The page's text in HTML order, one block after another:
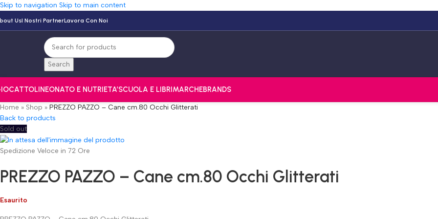
Skip to navigation Skip to main content
UsI Nostri PartnerLavora Con Noi
Search
NEONATO E NUTRIETA’SCUOLA E LIBRIMARCHEBRANDS
Home » Shop » PREZZO PAZZO – Cane cm.80 Occhi Glitterati
Back to products
Sold out
Spedizione Veloce in 72 Ore
PREZZO PAZZO – Cane cm.80 Occhi Glitterati
Esaurito